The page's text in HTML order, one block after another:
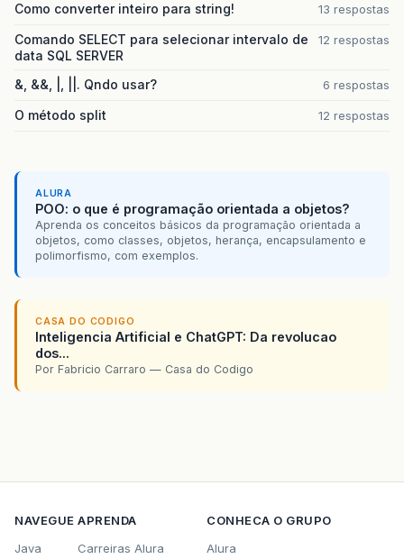
Como converter inteiro para string! 13 respostas
Comando SELECT para selecionar intervalo de
data SQL SERVER
12 respostas
&, &&, |, ||. Qndo usar? 6 respostas
O método split 12 respostas
ALURA
POO: o que é programação orientada a objetos?
Aprenda os conceitos básicos da programação orientada a
objetos, como classes, objetos, herança, encapsulamento e
polimorfismo, com exemplos.
CASA DO CODIGO
Inteligencia Artificial e ChatGPT: Da revolucao
dos...
Por Fabricio Carraro — Casa do Codigo
NAVEGUE
Java
APRENDA
Carreiras Alura
CONHECA O GRUPO
Alura